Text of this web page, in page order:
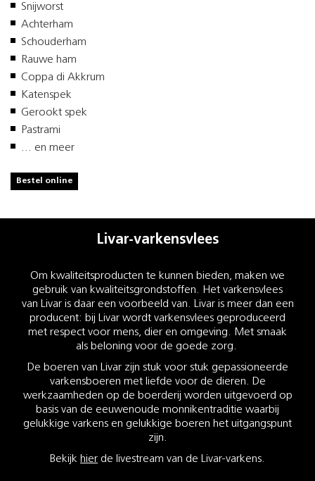
Snijworst
Achterham
Schouderham
Rauwe ham
Coppa di Akkrum
Katenspek
Gerookt spek
Pastrami
... en meer
Bestel online
Livar-varkensvlees
Om kwaliteitsproducten te kunnen bieden, maken we
gebruik van kwaliteitsgrondstoffen. Het varkensvlees
van Livar is daar een voorbeeld van. Livar is meer dan een
producent: bij Livar wordt varkensvlees geproduceerd
met respect voor mens, dier en omgeving. Met smaak
als beloning voor de goede zorg.
De boeren van Livar zijn stuk voor stuk gepassioneerde
varkensboeren met liefde voor de dieren. De
werkzaamheden op de boerderij worden uitgevoerd op
basis van de eeuwenoude monnikentraditie waarbij
gelukkige varkens en gelukkige boeren het uitgangspunt
zijn.
Bekijk hier de livestream van de Livar-varkens.